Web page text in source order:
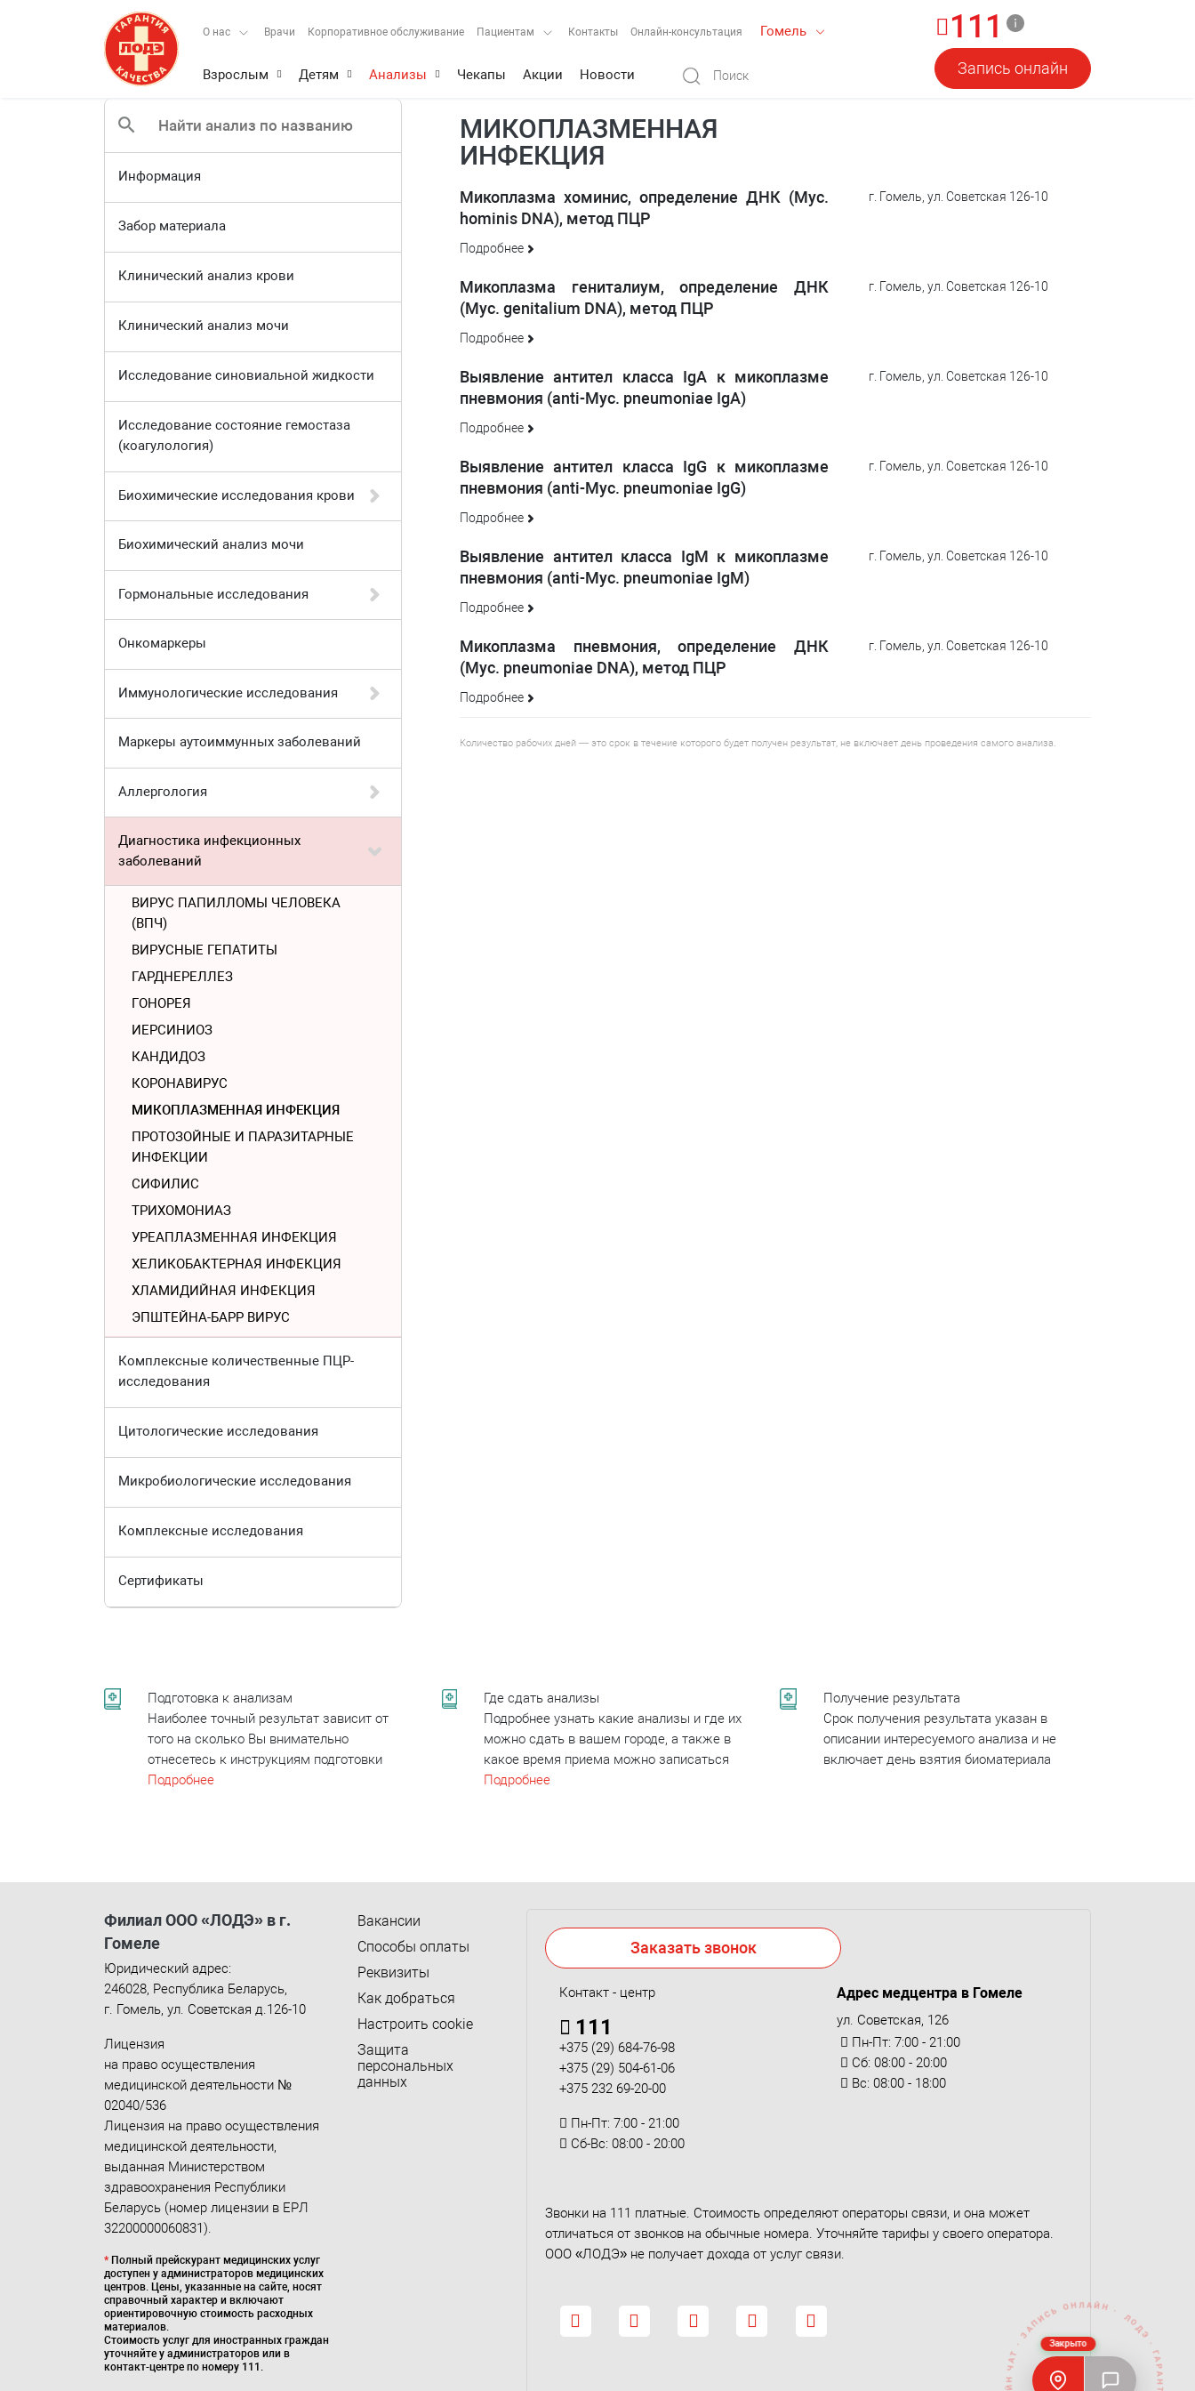
О нас Врачи Корпоративное обслуживание Пациентам Контакты Онлайн-консультация Гомель
Взрослым Детям Анализы Чекапы Акции Новости
111
Запись онлайн
Информация
Забор материала
Клинический анализ крови
Клинический анализ мочи
Исследование синовиальной жидкости
Исследование состояние гемостаза
(коагулология)
Биохимические исследования крови
Биохимический анализ мочи
Гормональные исследования
Онкомаркеры
Иммунологические исследования
Маркеры аутоиммунных заболеваний
Аллергология
Диагностика инфекционных
заболеваний
ВИРУС ПАПИЛЛОМЫ ЧЕЛОВЕКА
(ВПЧ)
ВИРУСНЫЕ ГЕПАТИТЫ
ГАРДНЕРЕЛЛЕЗ
ГОНОРЕЯ
ИЕРСИНИОЗ
КАНДИДОЗ
КОРОНАВИРУС
МИКОПЛАЗМЕННАЯ ИНФЕКЦИЯ
ПРОТОЗОЙНЫЕ И ПАРАЗИТАРНЫЕ
ИНФЕКЦИИ
СИФИЛИС
ТРИХОМОНИАЗ
УРЕАПЛАЗМЕННАЯ ИНФЕКЦИЯ
ХЕЛИКОБАКТЕРНАЯ ИНФЕКЦИЯ
ХЛАМИДИЙНАЯ ИНФЕКЦИЯ
ЭПШТЕЙНА-БАРР ВИРУС
Комплексные количественные ПЦР-
исследования
Цитологические исследования
Микробиологические исследования
Комплексные исследования
Сертификаты
МИКОПЛАЗМЕННАЯ
ИНФЕКЦИЯ
Микоплазма хоминис, определение ДНК (Myc.
hominis DNA), метод ПЦР
Подробнее
г. Гомель, ул. Советская 126-10
Микоплазма гениталиум, определение ДНК
(Myc. genitalium DNA), метод ПЦР
Подробнее
г. Гомель, ул. Советская 126-10
Выявление антител класса IgА к микоплазме
пневмония (anti-Myc. pneumoniae IgA)
Подробнее
г. Гомель, ул. Советская 126-10
Выявление антител класса IgG к микоплазме
пневмония (anti-Myc. pneumoniae IgG)
Подробнее
г. Гомель, ул. Советская 126-10
Выявление антител класса IgM к микоплазме
пневмония (anti-Myc. pneumoniae IgM)
Подробнее
г. Гомель, ул. Советская 126-10
Микоплазма пневмония, определение ДНК
(Myc. pneumoniae DNA), метод ПЦР
Подробнее
г. Гомель, ул. Советская 126-10
Количество рабочих дней — это срок в течение которого будет получен результат, не включает день проведения самого анализа.
Подготовка к анализам
Наиболее точный результат зависит от
того на сколько Вы внимательно
отнесетесь к инструкциям подготовки
Подробнее
Где сдать анализы
Подробнее узнать какие анализы и где их
можно сдать в вашем городе, а также в
какое время приема можно записаться
Подробнее
Получение результата
Срок получения результата указан в
описании интересуемого анализа и не
включает день взятия биоматериала
Филиал ООО «ЛОДЭ» в г.
Гомеле
Юридический адрес:
246028, Республика Беларусь,
г. Гомель, ул. Советская д.126-10
Лицензия
на право осуществления
медицинской деятельности №
02040/536
Лицензия на право осуществления
медицинской деятельности,
выданная Министерством
здравоохранения Республики
Беларусь (номер лицензии в ЕРЛ
32200000060831).
* Полный прейскурант медицинских услуг
доступен у администраторов медицинских
центров. Цены, указанные на сайте, носят
справочный характер и включают
ориентировочную стоимость расходных
материалов.
Стоимость услуг для иностранных граждан
уточняйте у администраторов или в
контакт-центре по номеру 111.
Вакансии
Способы оплаты
Реквизиты
Как добраться
Настроить cookie
Защита
персональных
данных
Заказать звонок
Контакт - центр
111
+375 (29) 684-76-98
+375 (29) 504-61-06
+375 232 69-20-00
Пн-Пт: 7:00 - 21:00
Сб-Вс: 08:00 - 20:00
Адрес медцентра в Гомеле
ул. Советская, 126
Пн-Пт: 7:00 - 21:00
Сб: 08:00 - 20:00
Вс: 08:00 - 18:00
Звонки на 111 платные. Стоимость определяют операторы связи, и она может
отличаться от звонков на обычные номера. Уточняйте тарифы у своего оператора.
ООО «ЛОДЭ» не получает дохода от услуг связи.
Закрыто